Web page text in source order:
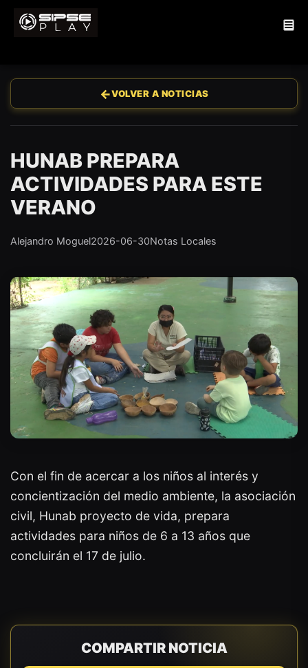
←VOLVER A NOTICIAS
HUNAB PREPARA
ACTIVIDADES PARA ESTE
VERANO
Alejandro Moguel2026-06-30Notas Locales
Con el fin de acercar a los niños al interés y
concientización del medio ambiente, la asociación
civil, Hunab proyecto de vida, prepara
actividades para niños de 6 a 13 años que
concluirán el 17 de julio.
COMPARTIR NOTICIA